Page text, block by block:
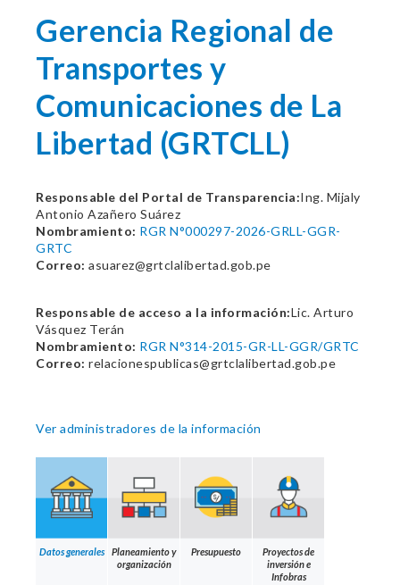
Gerencia Regional de
Transportes y
Comunicaciones de La
Libertad (GRTCLL)
Responsable del Portal de Transparencia:Ing. Mijaly
Antonio Azañero Suárez
Nombramiento: RGR N°000297-2026-GRLL-GGR-
GRTC
Correo: asuarez@grtclalibertad.gob.pe
Responsable de acceso a la información:Lic. Arturo
Vásquez Terán
Nombramiento: RGR N°314-2015-GR-LL-GGR/GRTC
Correo: relacionespublicas@grtclalibertad.gob.pe
Ver administradores de la información
Datos generales
Planeamiento y
organización
Presupuesto
Proyectos de
inversión e
Infobras